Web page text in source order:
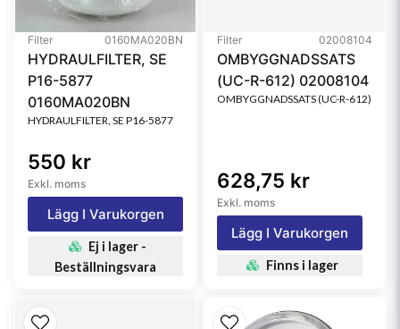
Filter 0160MA020BN
HYDRAULFILTER, SE
P16-5877
0160MA020BN
HYDRAULFILTER, SE P16-5877
550 kr
Exkl. moms
Lägg I Varukorgen
Ej i lager -
Beställningsvara
Filter 02008104
OMBYGGNADSSATS
(UC-R-612) 02008104
OMBYGGNADSSATS (UC-R-612)
628,75 kr
Exkl. moms
Lägg I Varukorgen
Finns i lager